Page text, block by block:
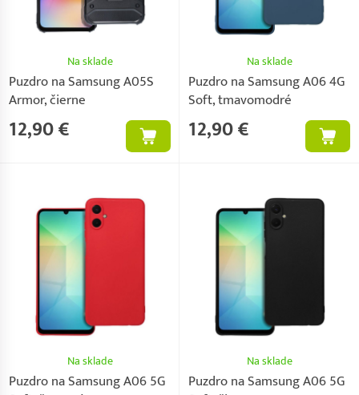
Na sklade
Puzdro na Samsung A05S
Armor, čierne
12,90 €
Na sklade
Puzdro na Samsung A06 4G
Soft, tmavomodré
12,90 €
Na sklade
Puzdro na Samsung A06 5G
Na sklade
Puzdro na Samsung A06 5G